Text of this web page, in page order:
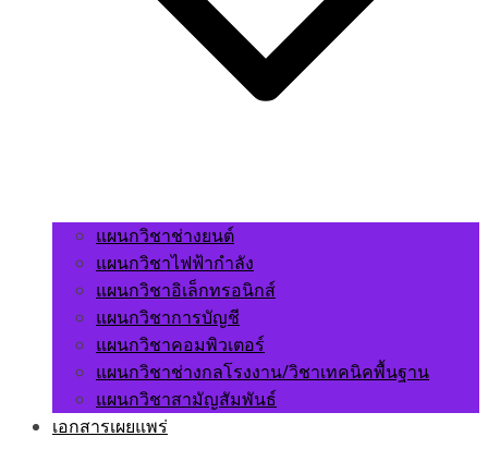
แผนกวิชาช่างยนต์
แผนกวิชาไฟฟ้ากำลัง
แผนกวิชาอิเล็กทรอนิกส์
แผนกวิชาการบัญชี
แผนกวิชาคอมพิวเตอร์
แผนกวิชาช่างกลโรงงาน/วิชาเทคนิคพื้นฐาน
แผนกวิชาสามัญสัมพันธ์
เอกสารเผยแพร่